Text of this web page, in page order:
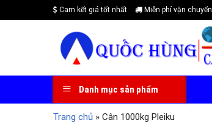
to
Cam kết giá tốt nhất Miễn phí vận chuyển
Danh mục sản phẩm
Trang chủ » Cân 1000kg Pleiku